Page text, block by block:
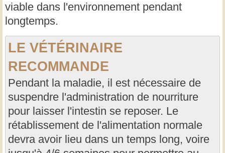
viable dans l'environnement pendant
longtemps.
LE VÉTÉRINAIRE
RECOMMANDE
Pendant la maladie, il est nécessaire de
suspendre l'administration de nourriture
pour laisser l'intestin se reposer. Le
rétablissement de l'alimentation normale
devra avoir lieu dans un temps long, voire